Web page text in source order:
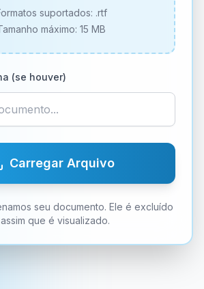
suportados: .rtf
máximo: 15 MB
(se houver)
Carregar Arquivo
seu documento. Ele é excluído
assim que é visualizado.